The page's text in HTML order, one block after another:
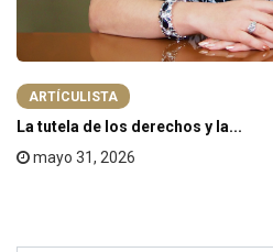
ARTÍCULISTA
La tutela de los derechos y la...
mayo 31, 2026